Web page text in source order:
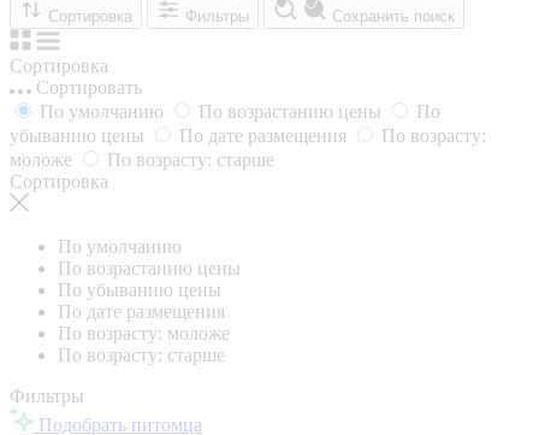
Сортировка
Фильтры Сохранить поиск
Сортировка
Сортировать
По умолчанию
По возрастанию цены
По
убыванию цены
По дате размещения
По возрасту:
моложе
По возрасту: старше
Сортировка
По умолчанию
По возрастанию цены
По убыванию цены
По дате размещения
По возрасту: моложе
По возрасту: старше
Фильтры
Подобрать питомца